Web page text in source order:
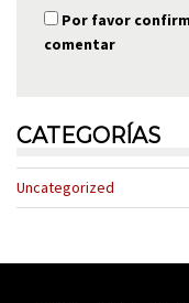
Por favor
comentar
CATEGORÍAS
Uncategorized